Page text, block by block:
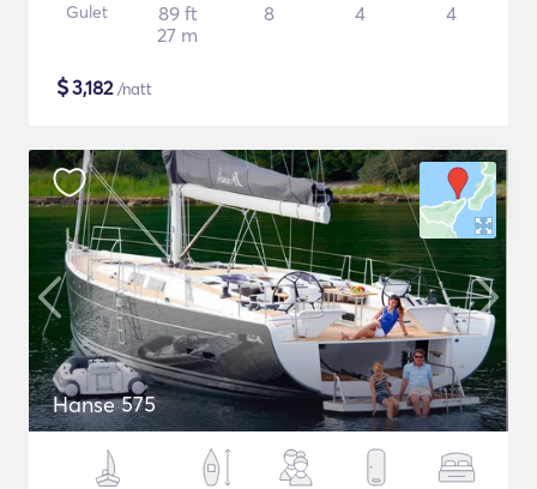
Gulet
89 ft
27 m
8 4 4
$3,182/natt
Hanse 575